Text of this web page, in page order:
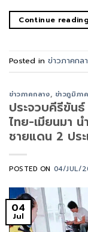
Continue reading
Posted in ข่าวภาคกล
ข่าวภาคกลาง, ข่าวภูมิภาค
ประจวบคีรีขัน
ไทย-เมียนมา
ชายแดน 2 ประ
POSTED ON 04/JUL/
04
Jul